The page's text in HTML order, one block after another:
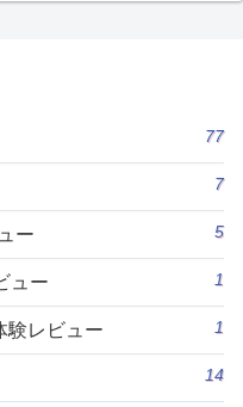
77
7
ー 5
ュー 1
験レビュー 1
14